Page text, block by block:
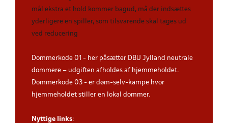
mål ekstra et hold kommer bagud, må der indsættes
yderligere en spiller, som tilsvarende skal tages ud
ved reducering
Dommerkode 01 - her påsætter DBU Jylland neutrale
dommere – udgiften afholdes af hjemmeholdet.
Dommerkode 03 - er døm-selv-kampe hvor
hjemmeholdet stiller en lokal dommer.
Nyttige links: